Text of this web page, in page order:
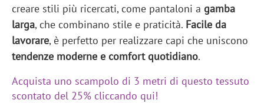
creare stili più ricercati, come pantaloni a gamba
larga, che combinano stile e praticità. Facile da
lavorare, è perfetto per realizzare capi che uniscono
tendenze moderne e comfort quotidiano.
Acquista uno scampolo di 3 metri di questo tessuto
scontato del 25% cliccando qui!